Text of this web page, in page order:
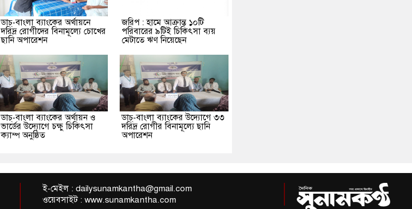
ডাচ্-বাংলা ব্যাংকের অর্থায়নে
দরিদ্র রোগীদের বিনামূল্যে চোখের
ছানি অপারেশন
জরিপ : হামে আক্রান্ত ১০টি
পরিবারের ৯টিই চিকিৎসা ব্যয়
মেটাতে ঋণ নিয়েছেন
ডাচ্-বাংলা ব্যাংকের অর্থায়ন ও
ভার্ডের উদ্যোগে চক্ষু চিকিৎসা
ক্যাম্প অনুষ্ঠিত
ডাচ্-বাংলা ব্যাংকের উদ্যোগে ৩৩
দরিদ্র রোগীর বিনামূল্যে ছানি
অপারেশন
ই-মেইল :dailysunamkantha@gmail.com
ওয়েবসাইট : www.sunamkantha.com